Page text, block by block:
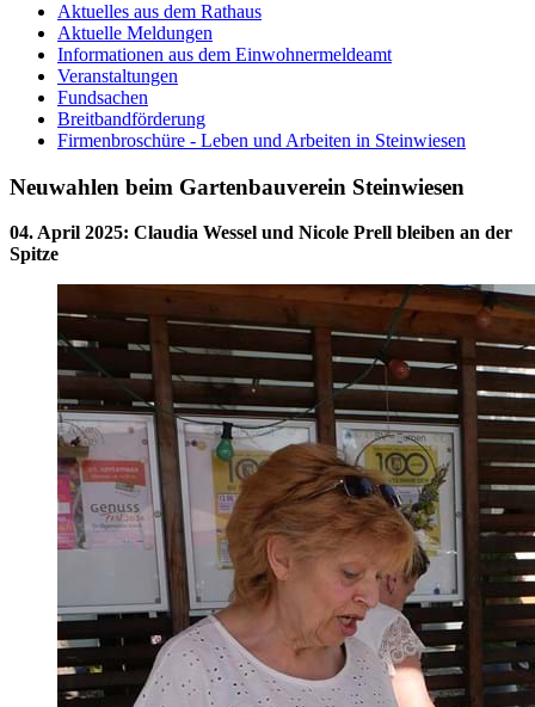
Aktuelles aus dem Rathaus
Aktuelle Meldungen
Informationen aus dem Einwohnermeldeamt
Veranstaltungen
Fundsachen
Breitbandförderung
Firmenbroschüre - Leben und Arbeiten in Steinwiesen
Neuwahlen beim Gartenbauverein Steinwiesen
04. April 2025: Claudia Wessel und Nicole Prell bleiben an der
Spitze